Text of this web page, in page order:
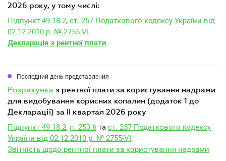
2026 року, у тому числі:
Підпункт 49.18.2, ст. 257 Податкового кодексу України від
02.12.2010 р. № 2755-VI.
Декларація з рентної плати
Последний день представления
розрахунка з рентної плати за користування надрами
для видобування корисних копалин (додаток 1 до
Декларації) за II квартал 2026 року
Підпункт 49.18.2, п. 253.6 та ст. 257 Податкового кодексу
України від 02.12.2010 р. № 2755-VI.
Звітність щодо рентної плати за користування надрами